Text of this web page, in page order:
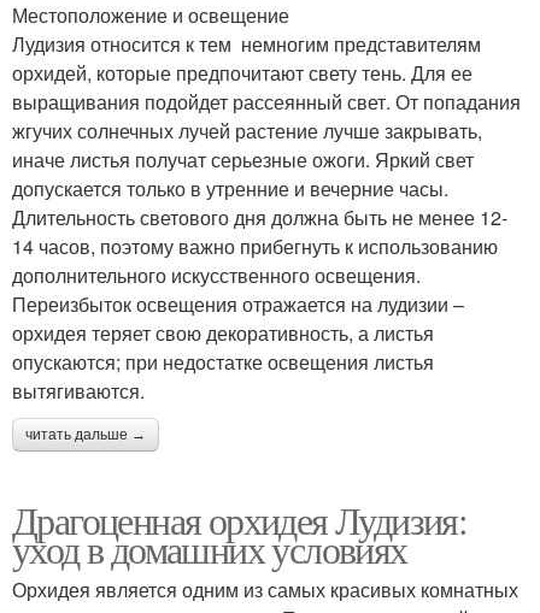
Местоположение и освещение
Лудизия относится к тем немногим представителям
орхидей, которые предпочитают свету тень. Для ее
выращивания подойдет рассеянный свет. От попадания
жгучих солнечных лучей растение лучше закрывать,
иначе листья получат серьезные ожоги. Яркий свет
допускается только в утренние и вечерние часы.
Длительность светового дня должна быть не менее 12-
14 часов, поэтому важно прибегнуть к использованию
дополнительного искусственного освещения.
Переизбыток освещения отражается на лудизии –
орхидея теряет свою декоративность, а листья
опускаются; при недостатке освещения листья
вытягиваются.
читать дальше →
Драгоценная орхидея Лудизия:
уход в домашних условиях
Орхидея является одним из самых красивых комнатных